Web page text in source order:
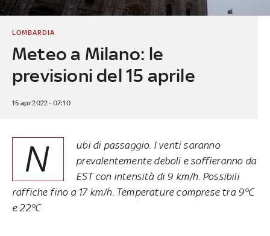
Meteo a Milano: le
previsioni del 15 aprile
LOMBARDIA
15 apr 2022 - 07:10
N
ubi di passaggio. I venti saranno
prevalentemente deboli e soffieranno da
EST con intensità di 9 km/h. Possibili
raffiche fino a 17 km/h. Temperature comprese tra 9°C
e 22°C